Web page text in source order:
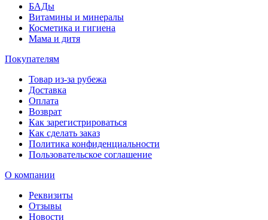
БАДы
Витамины и минералы
Косметика и гигиена
Мама и дитя
Покупателям
Товар из-за рубежа
Доставка
Оплата
Возврат
Как зарегистрироваться
Как сделать заказ
Политика конфиденциальности
Пользовательское соглашение
О компании
Реквизиты
Отзывы
Новости